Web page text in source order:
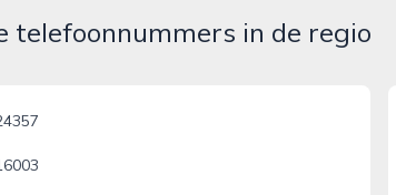
telefoonnummers in de regio